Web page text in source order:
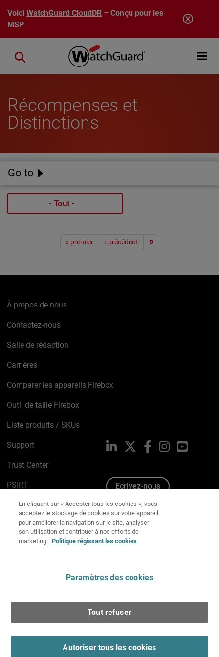
Aller au contenu principal
VoiciWatchGuard CloudDR – Conçu pour les
MSP
Open
Close search
Récompenses et
Distinctions
Go to
« premier ‹ précédent 9
À propos de nous
Contactez-nous
Salle de rédaction
Carrières
Comparer les appareils Firebox
Outil de taille Firebox
Liste produits / SKUs
Support
Trust Center
PSIRT
Avis sur les cookies
Politique de confidentialité
Charte Graphique
LinkedIn FacebookInstagram
Écrivez-nous
En cliquant sur « Accepter tous les cookies », vous
acceptez le stockage de cookies sur votre appareil
pour améliorer la navigation sur le site, analyser
son utilisation et contribuer à nos efforts de
marketing. Politique régissant les cookies
Paramètres des cookies
Tout refuser
Autoriser tous les cookies